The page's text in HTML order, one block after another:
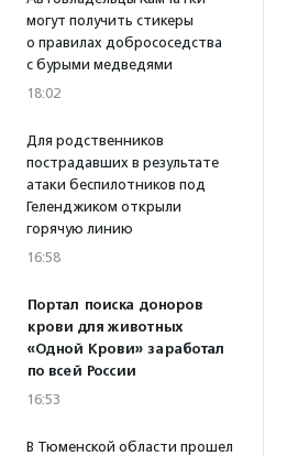
могут получить стикеры
о правилах добрососедства
с бурыми медведями
18:02
Для родственников
пострадавших в результате
атаки беспилотников под
Геленджиком открыли
горячую линию
16:58
Портал поиска доноров
крови для животных
«Одной Крови» заработал
по всей России
16:53
В Тюменской области прошел